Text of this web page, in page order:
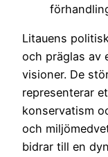
Litauens
och präglas av
visioner. De
representerar
konservatism
och
bidrar till en